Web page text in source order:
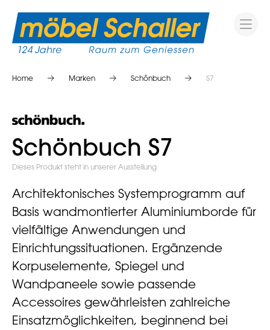
Home Marken Schönbuch S7
Schönbuch S7
Dieses Produkt steht in unserer Ausstellung
Architektonisches Systemprogramm auf
Basis wandmontierter Aluminiumborde für
vielfältige Anwendungen und
Einrichtungssituationen. Ergänzende
Korpuselemente, Spiegel und
Wandpaneele sowie passende
Accessoires gewährleisten zahlreiche
Einsatzmöglichkeiten, beginnend bei